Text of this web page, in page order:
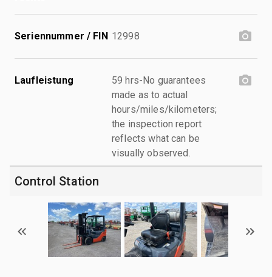
Seriennummer / FIN 12998
Laufleistung
59 hrs-No guarantees
made as to actual
hours/miles/kilometers;
the inspection report
reflects what can be
visually observed.
Control Station